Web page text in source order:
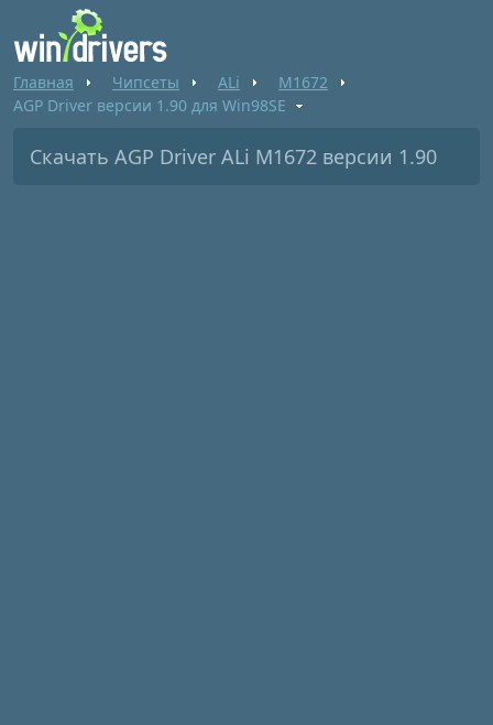
Главная Чипсеты ALi
M1672
AGP Driver версии 1.90 для Win98SE
Скачать AGP Driver ALi M1672 версии 1.90